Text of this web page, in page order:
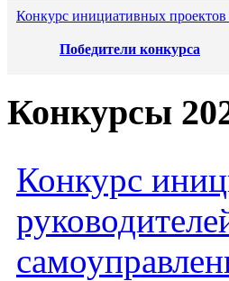
Конкурс инициативных проектов
Победители конкурса
Конкурсы
Конкурс